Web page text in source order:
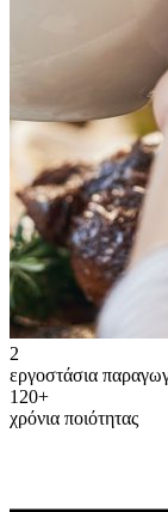
2
εργοστάσια
120+
χρόνια ποιότητας